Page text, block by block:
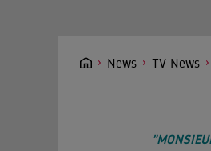
News TV-News